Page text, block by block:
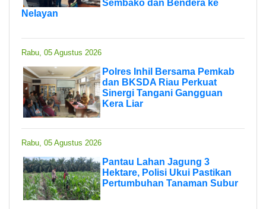
Sembako dan Bendera ke
Nelayan
Rabu, 05 Agustus 2026
Polres Inhil Bersama Pemkab
dan BKSDA Riau Perkuat
Sinergi Tangani Gangguan
Kera Liar
Rabu, 05 Agustus 2026
Pantau Lahan Jagung 3
Hektare, Polisi Ukui Pastikan
Pertumbuhan Tanaman Subur